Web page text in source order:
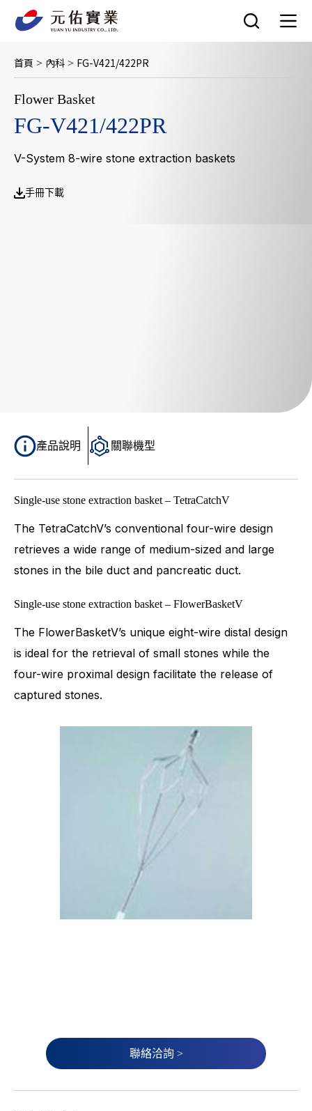
首頁 > 內科 > FG-V421/422PR
Flower Basket
FG-V421/422PR
V-System 8-wire stone extraction baskets
手冊下載
產品說明 關聯機型
Single-use stone extraction basket – TetraCatchV
The TetraCatchV’s conventional four-wire design
retrieves a wide range of medium-sized and large
stones in the bile duct and pancreatic duct.
Single-use stone extraction basket – FlowerBasketV
The FlowerBasketV’s unique eight-wire distal design
is ideal for the retrieval of small stones while the
four-wire proximal design facilitate the release of
captured stones.
聯絡洽詢 >